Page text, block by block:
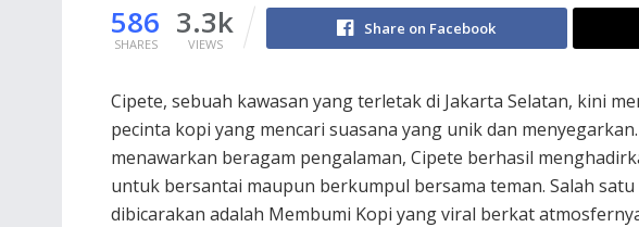
586
SHARES
3.3k
VIEWS
Share on Facebook
Cipete, sebuah kawasan yang terletak di Jakarta Selatan, kini
pecinta kopi yang mencari suasana yang unik dan
menawarkan beragam pengalaman, Cipete berhasil
untuk bersantai maupun berkumpul bersama teman. Salah
dibicarakan adalah Membumi Kopi yang viral berkat